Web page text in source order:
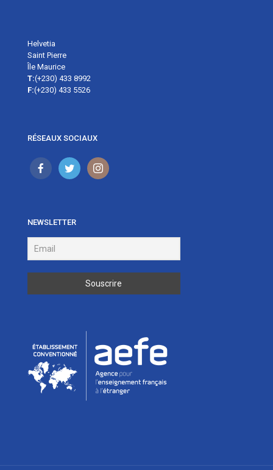
Helvetia
Saint Pierre
Île Maurice
T:(+230) 433 8992
F:(+230) 433 5526
RÉSEAUX SOCIAUX
NEWSLETTER